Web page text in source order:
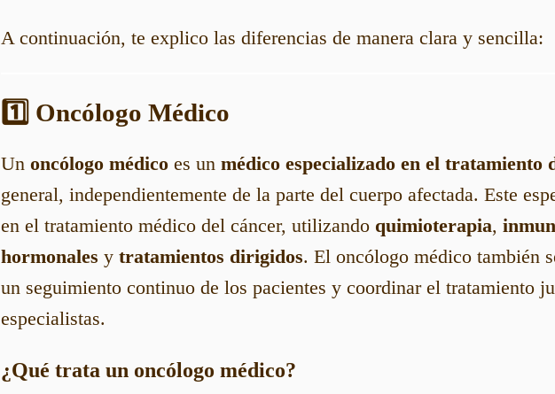
A continuación, te explico las diferencias de manera clara y sencilla:
1️⃣ Oncólogo Médico
Un oncólogo médico es un médico especializado en el tratamiento
general, independientemente de la parte del cuerpo afectada. Este
en el tratamiento médico del cáncer, utilizando quimioterapia,
hormonales y tratamientos dirigidos. El oncólogo médico también
un seguimiento continuo de los pacientes y coordinar el tratamiento
especialistas.
¿Qué trata un oncólogo médico?